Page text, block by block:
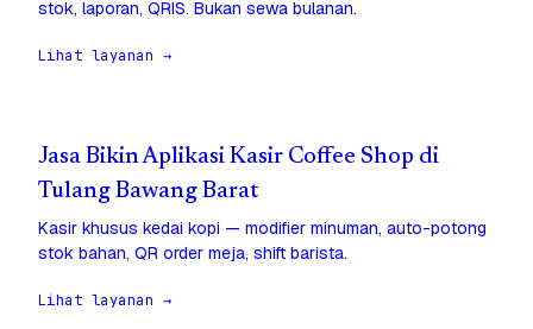
stok, laporan, QRIS. Bukan sewa bulanan.
Lihat layanan →
Jasa Bikin Aplikasi Kasir Coffee Shop di
Tulang Bawang Barat
Kasir khusus kedai kopi — modifier minuman, auto-potong
stok bahan, QR order meja, shift barista.
Lihat layanan →